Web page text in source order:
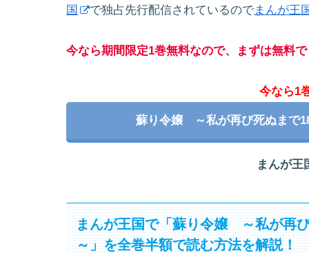
国
で独占先行配信されているのでまんが王
今なら期間限定1巻無料なので、まずは無料
今なら1
蘇り令嬢 ～私が再び死ぬまで
まんが王
まんが王国で「蘇り令嬢 ～私が再
～」を全巻半額で読む方法を解説！